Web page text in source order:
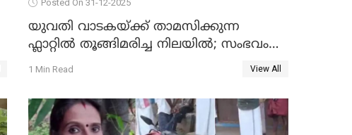
Posted On 31-12-2025
യുവതി വാടകയ്ക്ക് താമസിക്കുന്ന
ഫ്ലാറ്റില്‍ തൂങ്ങിമരിച്ച നിലയില്‍; സംഭവം
കൈതപ്പൊയിലില്‍
1 Min Read View All